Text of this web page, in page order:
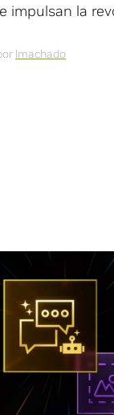
impulsan la
lmachado
artículo forma